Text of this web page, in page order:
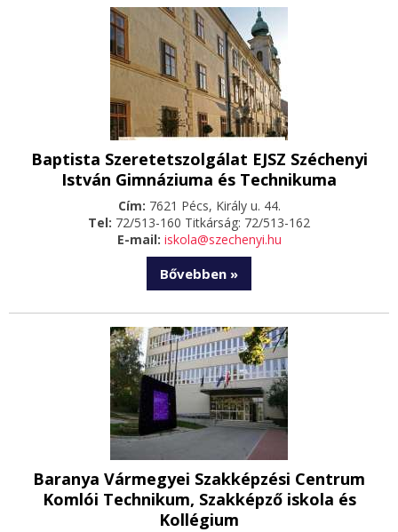
Baptista Szeretetszolgálat EJSZ Széchenyi
István Gimnáziuma és Technikuma
Cím: 7621 Pécs, Király u. 44.
Tel: 72/513-160 Titkárság: 72/513-162
E-mail: iskola@szechenyi.hu
Bővebben »
Baranya Vármegyei Szakképzési Centrum
Komlói Technikum, Szakképző iskola és
Kollégium